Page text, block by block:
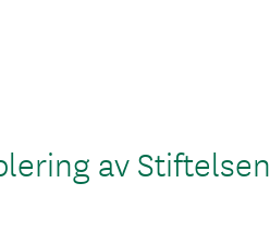
av Stiftelsen